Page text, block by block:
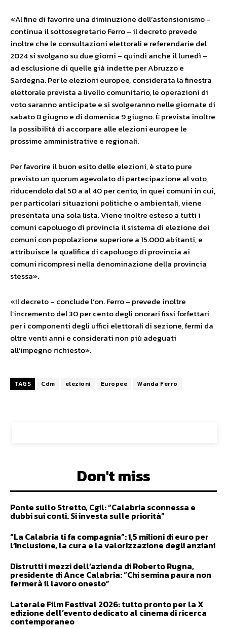
«Al fine di favorire una diminuzione dell’astensionismo –
continua il sottosegretario Ferro – il decreto prevede
inoltre che le consultazioni elettorali e referendarie del
2024 si svolgano su due giorni – quindi anche il lunedì –
ad esclusione di quelle già indette per Abruzzo e
Sardegna. Per le elezioni europee, considerata la finestra
elettorale prevista a livello comunitario, le operazioni di
voto saranno anticipate e si svolgeranno nelle giornate di
sabato 8 giugno e di domenica 9 giugno. È prevista inoltre
la possibilità di accorpare alle elezioni europee le
prossime amministrative e regionali.
Per favorire il buon esito delle elezioni, è stato pure
previsto un quorum agevolato di partecipazione al voto,
riducendolo dal 50 a al 40 per cento, in quei comuni in cui,
per particolari situazioni politiche o ambientali, viene
presentata una sola lista. Viene inoltre esteso a tutti i
comuni capoluogo di provincia il sistema di elezione dei
comuni con popolazione superiore a 15.000 abitanti, e
attribuisce la qualifica di capoluogo di provincia ai
comuni ricompresi nella denominazione della provincia
stessa».
«Il decreto – conclude l’on. Ferro – prevede inoltre
l’incremento del 30 per cento degli onorari fissi forfettari
per i componenti degli uffici elettorali di sezione, fermi da
oltre venti anni e considerati non più adeguati
all’impegno richiesto».
TAGS Cdm elezioni Europee Wanda Ferro
Don't miss
Ponte sullo Stretto, Cgil: “Calabria sconnessa e
dubbi sui conti. Si investa sulle priorità”
“La Calabria ti fa compagnia”: 1,5 milioni di euro per
l’inclusione, la cura e la valorizzazione degli anziani
Distrutti i mezzi dell’azienda di Roberto Rugna,
presidente di Ance Calabria: “Chi semina paura non
fermerà il lavoro onesto”
Laterale Film Festival 2026: tutto pronto per la X
edizione dell’evento dedicato al cinema di ricerca
contemporaneo